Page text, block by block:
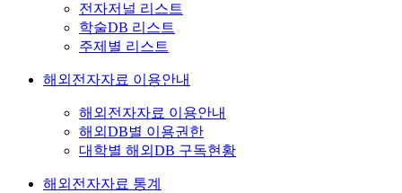
전자저널 리스트
학술DB 리스트
주제별 리스트
해외전자자료 이용안내
해외전자자료 이용안내
해외DB별 이용권한
대학별 해외DB 구독현황
해외전자자료 통계